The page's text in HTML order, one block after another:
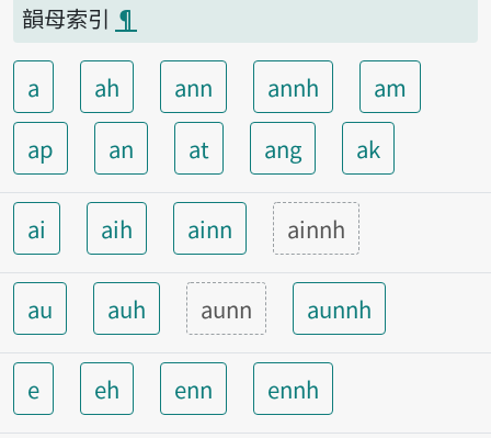
韻母索引 ¶
a ah ann annh
am
ap
an at ang ak
ai aih ainn ainnh
au auh aunn aunnh
e eh enn ennh